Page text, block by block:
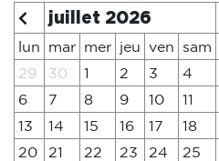
juillet 2026
lun mar mer jeu ven sam
29
30 1 2 3 4
6
7 8 9 10 11
13
14 15 16 17 18
20
21 22 23 24 25